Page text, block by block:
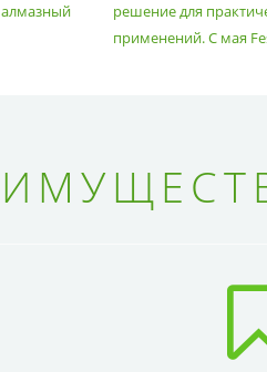
алмазный
решение для
применений. С мая